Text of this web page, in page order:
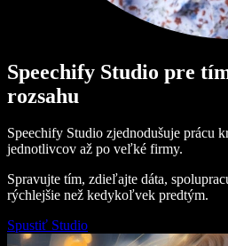
Speechify Studio pre
rozsahu
Speechify Studio zjednodušuje prácu
jednotlivcov až po veľké firmy.
Spravujte tím, zdieľajte dáta,
rýchlejšie než kedykoľvek predtým.
Spustiť Studio